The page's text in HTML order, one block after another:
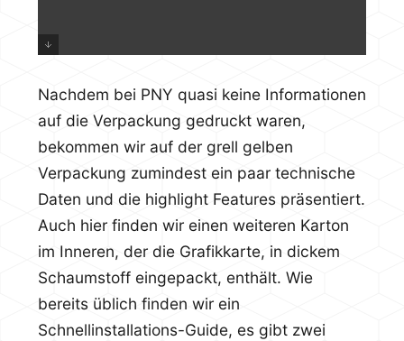
Nachdem bei PNY quasi keine Informationen
auf die Verpackung gedruckt waren,
bekommen wir auf der grell gelben
Verpackung zumindest ein paar technische
Daten und die highlight Features präsentiert.
Auch hier finden wir einen weiteren Karton
im Inneren, der die Grafikkarte, in dickem
Schaumstoff eingepackt, enthält. Wie
bereits üblich finden wir ein
Schnellinstallations-Guide, es gibt zwei